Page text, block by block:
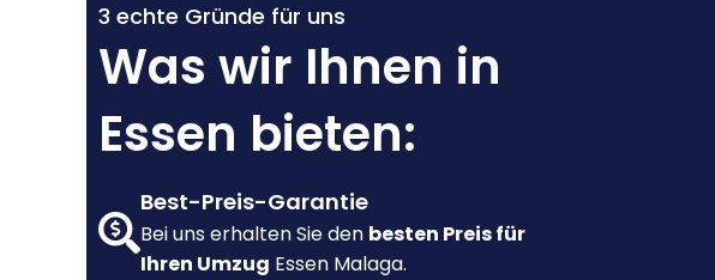
3 echte Gründe für uns
Was wir Ihnen in
Essen bieten:
Best-Preis-Garantie
Bei uns erhalten Sie den besten Preis für
Ihren Umzug Essen Malaga.